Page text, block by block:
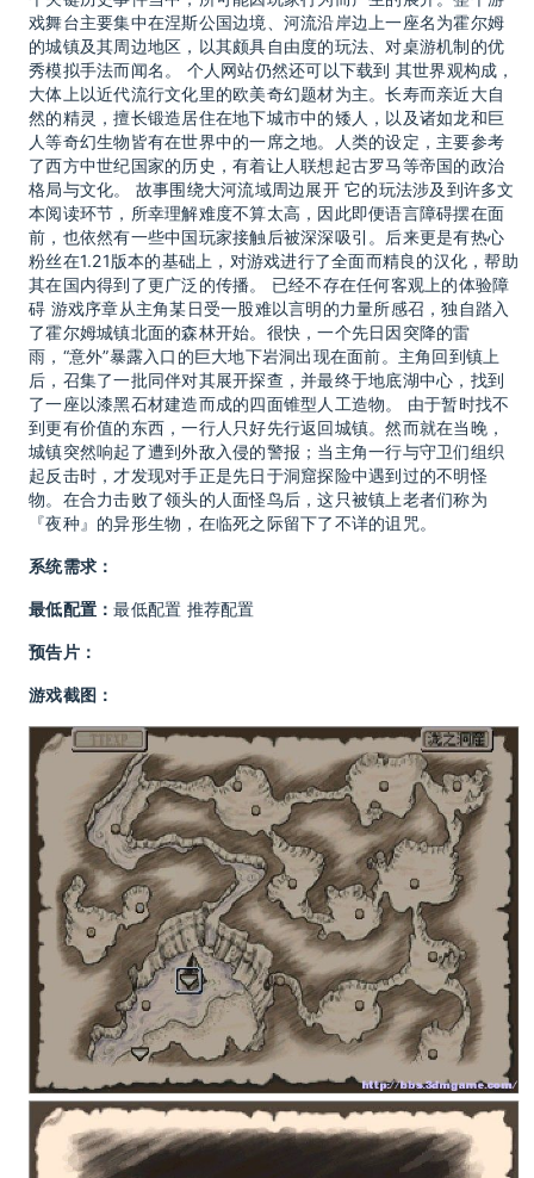
戏舞台主要集中在涅斯公国边境、河流沿岸边上一座名为霍尔姆
的城镇及其周边地区，以其颇具自由度的玩法、对桌游机制的优
秀模拟手法而闻名。 个人网站仍然还可以下载到 其世界观构成，
大体上以近代流行文化里的欧美奇幻题材为主。长寿而亲近大自
然的精灵，擅长锻造居住在地下城市中的矮人，以及诸如龙和巨
人等奇幻生物皆有在世界中的一席之地。人类的设定，主要参考
了西方中世纪国家的历史，有着让人联想起古罗马等帝国的政治
格局与文化。 故事围绕大河流域周边展开 它的玩法涉及到许多文
本阅读环节，所幸理解难度不算太高，因此即便语言障碍摆在面
前，也依然有一些中国玩家接触后被深深吸引。后来更是有热心
粉丝在1.21版本的基础上，对游戏进行了全面而精良的汉化，帮助
其在国内得到了更广泛的传播。 已经不存在任何客观上的体验障
碍 游戏序章从主角某日受一股难以言明的力量所感召，独自踏入
了霍尔姆城镇北面的森林开始。很快，一个先日因突降的雷
雨，“意外”暴露入口的巨大地下岩洞出现在面前。主角回到镇上
后，召集了一批同伴对其展开探查，并最终于地底湖中心，找到
了一座以漆黑石材建造而成的四面锥型人工造物。 由于暂时找不
到更有价值的东西，一行人只好先行返回城镇。然而就在当晚，
城镇突然响起了遭到外敌入侵的警报；当主角一行与守卫们组织
起反击时，才发现对手正是先日于洞窟探险中遇到过的不明怪
物。在合力击败了领头的人面怪鸟后，这只被镇上老者们称为
『夜种』的异形生物，在临死之际留下了不详的诅咒。
系统需求：
最低配置：最低配置 推荐配置
预告片：
游戏截图：